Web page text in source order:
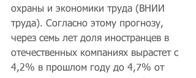
охраны и экономики труда (ВНИИ
труда). Согласно этому прогнозу,
через семь лет доля иностранцев в
отечественных компаниях вырастет с
4,2% в прошлом году до 4,7% от